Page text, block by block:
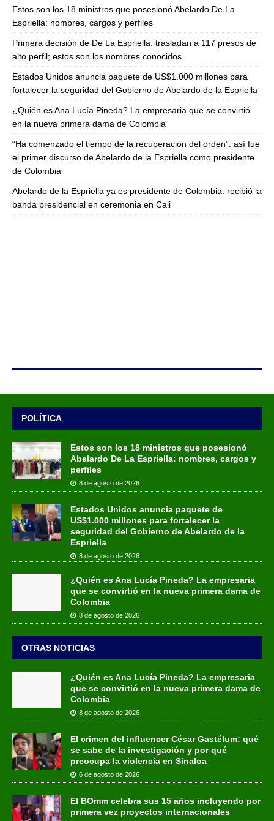
Estos son los 18 ministros que posesionó Abelardo De La
Espriella: nombres, cargos y perfiles
Primera decisión de De La Espriella: trasladan a 117 presos de
alto perfil; estos son los nombres conocidos
Estados Unidos anuncia paquete de US$1.000 millones para
fortalecer la seguridad del Gobierno de Abelardo de la Espriella
¿Quién es Ana Lucía Pineda? La empresaria que se convirtió
en la nueva primera dama de Colombia
“Ha comenzado el tiempo de la recuperación del orden”: así fue
el primer discurso de Abelardo de la Espriella como presidente
de Colombia
Abelardo de la Espriella ya es presidente de Colombia: recibió la
banda presidencial en ceremonia en Cali
POLÍTICA
Estos son los 18 ministros que posesionó
Abelardo De La Espriella: nombres, cargos y
perfiles
8 de agosto de 2026
Estados Unidos anuncia paquete de
US$1.000 millones para fortalecer la
seguridad del Gobierno de Abelardo de la
Espriella
8 de agosto de 2026
¿Quién es Ana Lucía Pineda? La empresaria
que se convirtió en la nueva primera dama de
Colombia
8 de agosto de 2026
OTRAS NOTICIAS
¿Quién es Ana Lucía Pineda? La empresaria
que se convirtió en la nueva primera dama de
Colombia
8 de agosto de 2026
El crimen del influencer César Gastélum: qué
se sabe de la investigación y por qué
preocupa la violencia en Sinaloa
6 de agosto de 2026
El BOmm celebra sus 15 años incluyendo por
primera vez proyectos internacionales